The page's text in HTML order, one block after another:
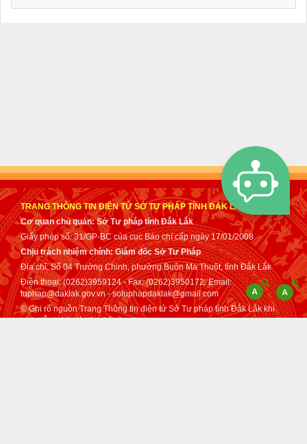
TRANG THÔNG TIN ĐIỆN TỬ SỞ TƯ PHÁP TỈNH ĐẮK LẮK
Cơ quan chủ quản: Sở Tư pháp tỉnh Đắk Lắk
Giấy phép số: 31/GP-BC của cục Báo chí cấp ngày 17/01/2008
Chịu trách nhiệm chính: Giám đốc Sở Tư Pháp
Địa chỉ: Số 04 Trường Chinh, phường Buôn Ma Thuột, tỉnh Đắk Lắk
Điện thoại: (0262)3959124 - Fax: (0262)3950172. Email:
tuphap@daklak.gov.vn - sotuphapdaklak@gmail.com
© Ghi rõ nguồn Trang Thông tin điện tử Sở Tư pháp tỉnh Đắk Lắk khi
trích dẫn lại tin từ địa chỉ này.